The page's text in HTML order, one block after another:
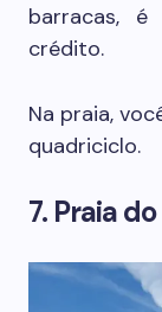
barracas,
crédito.
Na praia,
quadriciclo.
7. Praia